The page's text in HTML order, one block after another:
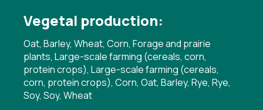
Vegetal production:
Oat, Barley, Wheat, Corn, Forage and prairie
plants, Large-scale farming (cereals, corn,
protein crops), Large-scale farming (cereals,
corn, protein crops), Corn, Oat, Barley, Rye, Rye,
Soy, Soy, Wheat